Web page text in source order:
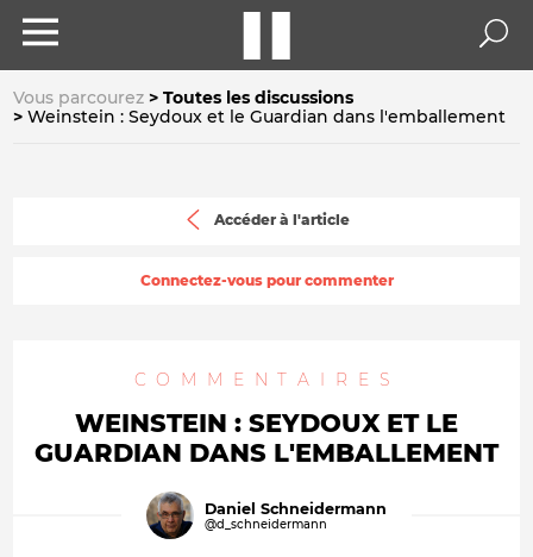
Vous parcourez
Toutes les discussions
Weinstein : Seydoux et le Guardian dans l'emballement
Accéder à l'article
Connectez-vous pour commenter
COMMENTAIRES
WEINSTEIN : SEYDOUX ET LE
GUARDIAN DANS L'EMBALLEMENT
Daniel Schneidermann
@d_schneidermann